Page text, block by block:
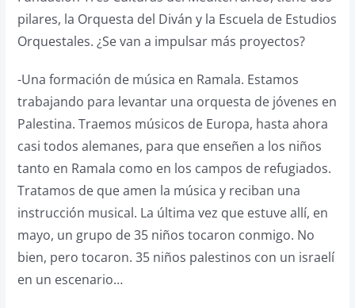
pilares, la Orquesta del Diván y la Escuela de Estudios
Orquestales. ¿Se van a impulsar más proyectos?
-Una formación de música en Ramala. Estamos
trabajando para levantar una orquesta de jóvenes en
Palestina. Traemos músicos de Europa, hasta ahora
casi todos alemanes, para que enseñen a los niños
tanto en Ramala como en los campos de refugiados.
Tratamos de que amen la música y reciban una
instrucción musical. La última vez que estuve allí, en
mayo, un grupo de 35 niños tocaron conmigo. No
bien, pero tocaron. 35 niños palestinos con un israelí
en un escenario…